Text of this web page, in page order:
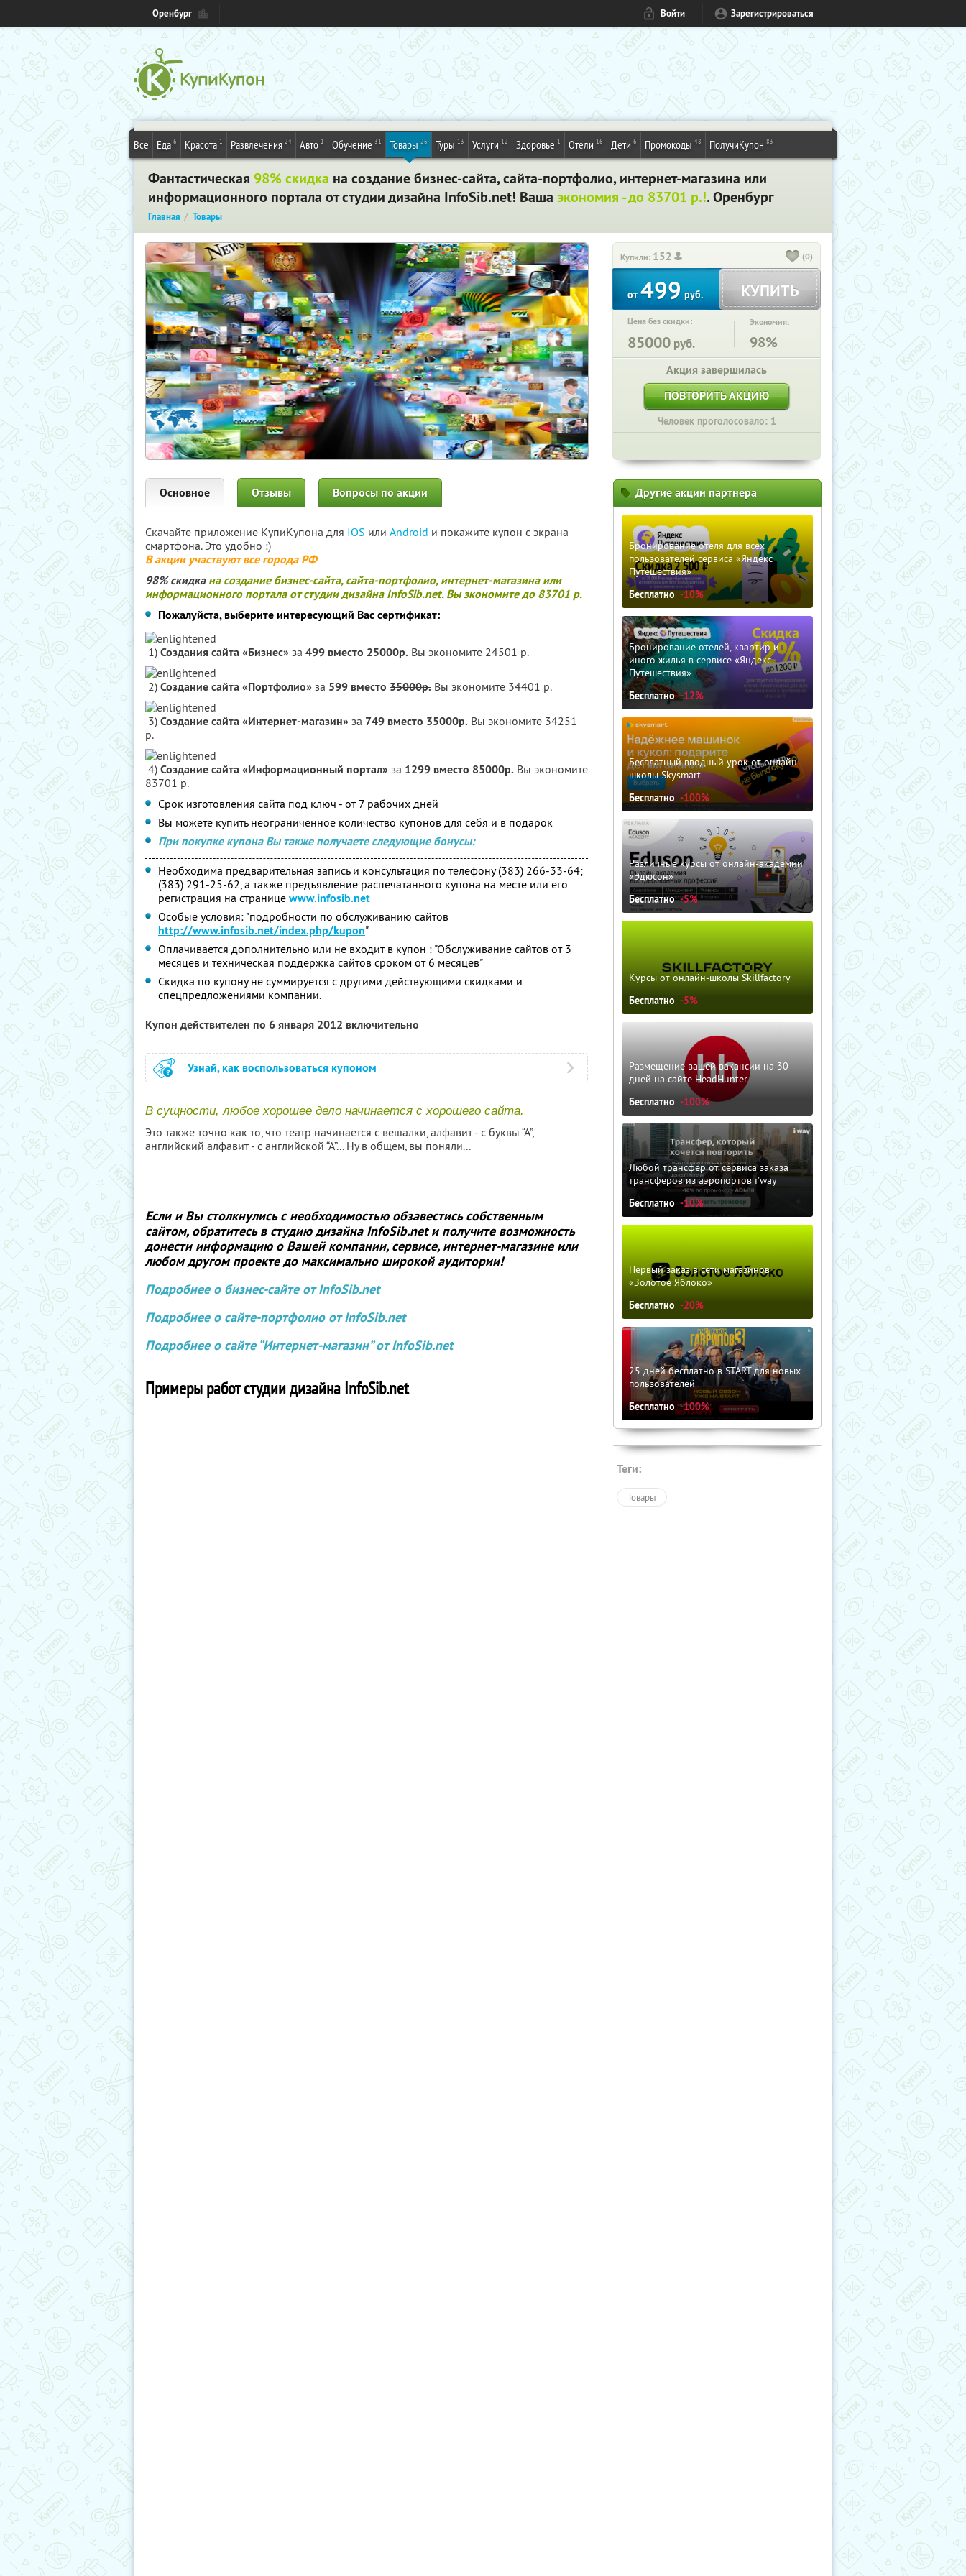
Оренбург Войти Зарегистрироваться
Все Еда 6 Красота 1 Развлечения 24 Авто 1 Обучение 31 Товары 26 Туры 13 Услуги 12 Здоровье 1 Отели 16 Дети 6 Промокоды 48 ПолучиКупон 83
Фантастическая 98% скидка на создание бизнес-сайта, сайта-портфолио, интернет-магазина или
информационного портала от студии дизайна InfoSib.net! Ваша экономия - до 83701 р.!. Оренбург
Главная Товары
Купили: 152 (0)
от499руб. КУПИТЬ
Цена без скидки:
85000 руб.
Экономия:
98%
Акция завершилась
ПОВТОРИТЬ АКЦИЮ
Человек проголосовало: 1
Основное Отзывы Вопросы по акции
Скачайте приложение КупиКупона для IOS или Android и покажите купон с экрана
смартфона. Это удобно :)
В акции участвуют все города РФ
98% скидкана создание бизнес-сайта, сайта-портфолио, интернет-магазина или
информационного портала от студии дизайна InfoSib.net. Вы экономите до 83701 р.
Пожалуйста, выберите интересующий Вас сертификат:
1) Создания сайта «Бизнес» за 499 вместо 25000р. Вы экономите 24501 р.
2) Создание сайта «Портфолио» за 599 вместо 35000р. Вы экономите 34401 р.
3) Создание сайта «Интернет-магазин» за 749 вместо 35000р. Вы экономите 34251
р.
4) Создание сайта «Информационный портал» за 1299 вместо 85000р. Вы экономите
83701 р.
Срок изготовления сайта под ключ - от 7 рабочих дней
Вы можете купить неограниченное количество купонов для себя и в подарок
При покупке купона Вы также получаете следующие бонусы:
Необходима предварительная запись и консультация по телефону (383) 266-33-64;
(383) 291-25-62, а также предъявление распечатанного купона на месте или его
регистрация на странице www.infosib.net
Особые условия: "подробности по обслуживанию cайтов
http://www.infosib.net/index.php/kupon"
Оплачивается дополнительно или не входит в купон : "Обслуживание сайтов от 3
месяцев и техническая поддержка сайтов сроком от 6 месяцев"
Скидка по купону не суммируется с другими действующими скидками и
спецпредложениями компании.
Купон действителен по 6 января 2012 включительно
Узнай, как воспользоваться купоном
В сущности, любое хорошее дело начинается с хорошего сайта.
Это также точно как то, что театр начинается с вешалки, алфавит - с буквы “А”,
английский алфавит - с английской “А”... Ну в общем, вы поняли...
Если и Вы столкнулись с необходимостью обзавестись собственным
сайтом, обратитесь в студию дизайна InfoSib.netи получите возможность
донести информацию о Вашей компании, сервисе, интернет-магазине или
любом другом проекте до максимально широкой аудитории!
Подробнее о бизнес-сайте от InfoSib.net
Подробнее о сайте-портфолио от InfoSib.net
Подробнее о сайте “Интернет-магазин” от InfoSib.net
Примеры работ студии дизайна InfoSib.net
Другие акции партнера
Бронирование отеля для всех
пользователей сервиса «Яндекс
Путешествия»
Бесплатно -10%
Бронирование отелей, квартир и
иного жилья в сервисе «Яндекс
Путешествия»
Бесплатно -12%
Бесплатный вводный урок от онлайн-
школы Skysmart
Бесплатно -100%
Различные курсы от онлайн-академии
«Эдюсон»
Бесплатно -5%
Курсы от онлайн-школы Skillfactory
Бесплатно -5%
Размещение вашей вакансии на 30
дней на сайте HeadHunter
Бесплатно -100%
Любой трансфер от сервиса заказа
трансферов из аэропортов i'way
Бесплатно -10%
Первый заказ в сети магазинов
«Золотое Яблоко»
Бесплатно -20%
25 дней бесплатно в START для новых
пользователей
Бесплатно -100%
Теги:
Товары